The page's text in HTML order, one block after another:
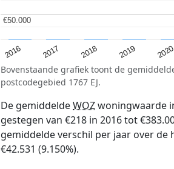
2016 2017 2018 2019 2020
€50.000
€50.000
Bovenstaande grafiek toont de
postcodegebied 1767 EJ.
De gemiddeldeWOZwoningwaarde
gestegen van €218 in 2016 tot
gemiddelde verschil per jaar over de
€42.531 (9.150%).